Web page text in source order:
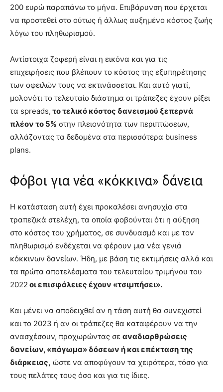
200 ευρώ παραπάνω το μήνα. Επιβάρυνση που έρχεται
να προστεθεί στο ούτως ή άλλως αυξημένο κόστος ζωής
λόγω του πληθωρισμού.
Αντίστοιχα ζοφερή είναι η εικόνα και για τις
επιχειρήσεις που βλέπουν το κόστος της εξυπηρέτησης
των οφειλών τους να εκτινάσσεται. Και αυτό γιατί,
μολονότι το τελευταίο διάστημα οι τράπεζες έχουν ρίξει
τα spreads, το τελικό κόστος δανεισμού ξεπερνά
πλέον το 5% στην πλειονότητα των περιπτώσεων,
αλλάζοντας τα δεδομένα στα περισσότερα business
plans.
Φόβοι για νέα «κόκκινα» δάνεια
Η κατάσταση αυτή έχει προκαλέσει ανησυχία στα
τραπεζικά στελέχη, τα οποία φοβούνται ότι η αύξηση
στο κόστος του χρήματος, σε συνδυασμό και με τον
πληθωρισμό ενδέχεται να φέρουν μια νέα γενιά
κόκκινων δανείων. Ήδη, με βάση τις εκτιμήσεις αλλά και
τα πρώτα αποτελέσματα του τελευταίου τριμήνου του
2022 οι επισφάλειες έχουν «τσιμπήσει».
Και μένει να αποδειχθεί αν η τάση αυτή θα συνεχιστεί
και το 2023 ή αν οι τράπεζες θα καταφέρουν να την
ανασχέσουν, προχωρώντας σε αναδιαρθρώσεις
δανείων, «πάγωμα» δόσεων ή και επέκταση της
διάρκειας, ώστε να αποφύγουν τα χειρότερα, τόσο για
τους πελάτες τους όσο και για τις ίδιες.